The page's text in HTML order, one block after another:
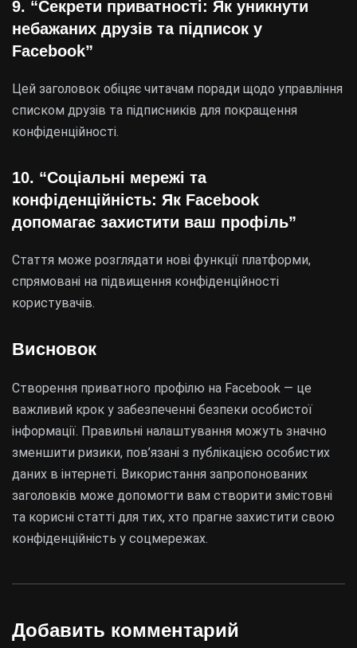
9. “Секрети приватності: Як уникнути
небажаних друзів та підписок у
Facebook”
Цей заголовок обіцяє читачам поради щодо управління
списком друзів та підписників для покращення
конфіденційності.
10. “Соціальні мережі та
конфіденційність: Як Facebook
допомагає захистити ваш профіль”
Стаття може розглядати нові функції платформи,
спрямовані на підвищення конфіденційності
користувачів.
Висновок
Створення приватного профілю на Facebook — це
важливий крок у забезпеченні безпеки особистої
інформації. Правильні налаштування можуть значно
зменшити ризики, пов’язані з публікацією особистих
даних в інтернеті. Використання запропонованих
заголовків може допомогти вам створити змістовні
та корисні статті для тих, хто прагне захистити свою
конфіденційність у соцмережах.
Добавить комментарий